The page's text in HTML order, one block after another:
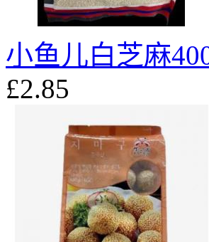
小鱼儿白芝麻
£2.85